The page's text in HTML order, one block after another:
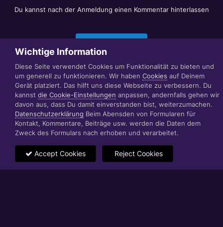
Du kannst nach der Anmeldung einen Kommentar hinterlassen
Datenschutzerklärung Impressum
© 1999 - 2022 RÄBIGER IT|WEB|VIDEO|CONSULTING
www.raebiger.pro
Powered by Invision Community
Wichtige Information
Diese Seite verwendet Cookies um Funktionalität zu bieten und
um generell zu funktionieren. Wir haben Cookies auf Deinem
Gerät platziert. Das hilft uns diese Webseite zu verbessern. Du
kannst die Cookie-Einstellungen anpassen, andernfalls gehen wir
davon aus, dass Du damit einverstanden bist, weiterzumachen.
Datenschutzerklärung Beim Abensden von Formularen für
Kontakt, Kommentare, Beiträge usw. werden die Daten dem
Zweck des Formulars nach erhoben und verarbeitet.
Accept Cookies Reject Cookies